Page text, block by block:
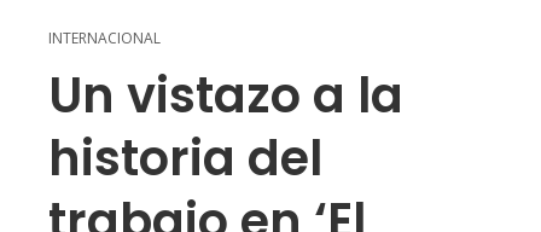
INTERNACIONAL
Un vistazo a la
historia del